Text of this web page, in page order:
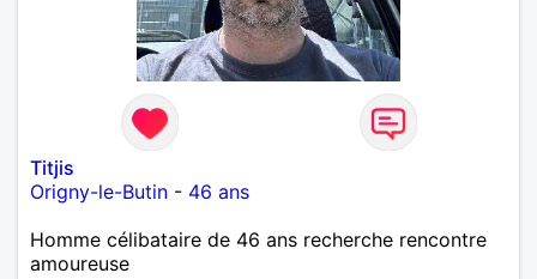
Titjis
Origny-le-Butin - 46 ans
Homme célibataire de 46 ans recherche rencontre
amoureuse